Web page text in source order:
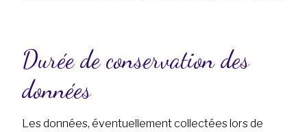
Durée de conservation des
données
Les données, éventuellement collectées lors de